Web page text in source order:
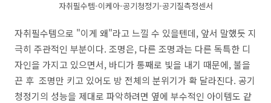
자취필수템-이케아-공기청정기-공기질측정센서
자취필수템으로 "이게 왜"라고 느낄 수 있을텐데, 앞서 말했듯 지
극히 주관적인 부분이다. 조명은, 다른 조명과는 다른 독특한 디
자인을 가지고 있으면서, 바디가 통째로 빛을 내기 때문에, 불을
끈 후 조명만 키고 있어도 방 전체의 분위기가 확 달라진다. 공기
청정기의 성능을 제대로 파악하려면 옆에 부수적인 아이템도 같